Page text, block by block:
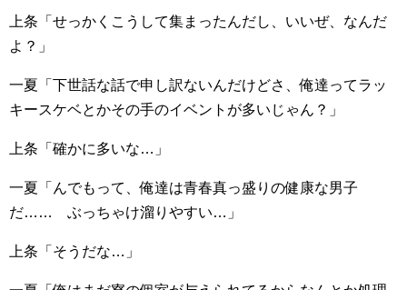
上条「せっかくこうして集まったんだし、いいぜ、なんだ
よ？」
一夏「下世話な話で申し訳ないんだけどさ、俺達ってラッ
キースケベとかその手のイベントが多いじゃん？」
上条「確かに多いな…」
一夏「んでもって、俺達は青春真っ盛りの健康な男子
だ…… ぶっちゃけ溜りやすい…」
上条「そうだな…」